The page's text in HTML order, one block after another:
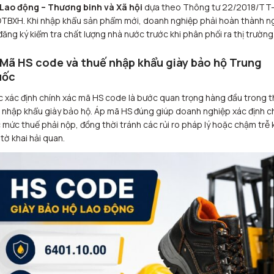
động – Thương binh và Xã hội dựa theo Thông tư 22/2018/TT-
Khi nhập khẩu sản phẩm mới, doanh nghiệp phải hoàn thành
ký kiểm tra chất lượng nhà nước trước khi phân phối ra thị
HS code và thuế nhập khẩu giày bảo hộ Trung
xác định chính xác mã HS code là bước quan trọng hàng đầu trong
khẩu giày bảo hộ. Áp mã HS đúng giúp doanh nghiệp xác định
mức thuế phải nộp, đồng thời tránh các rủi ro pháp lý hoặc chậm trễ
khai hải quan.